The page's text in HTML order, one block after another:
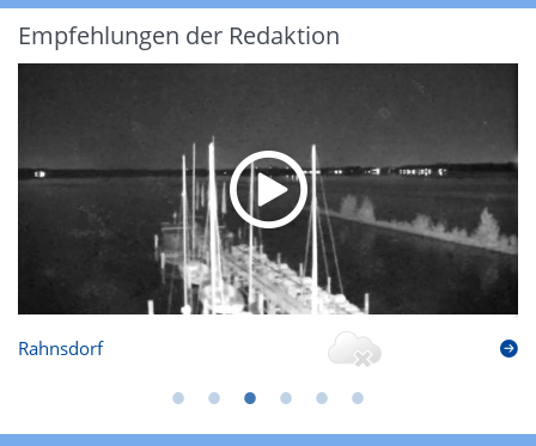
Empfehlungen der Redaktion
Rahnsdorf